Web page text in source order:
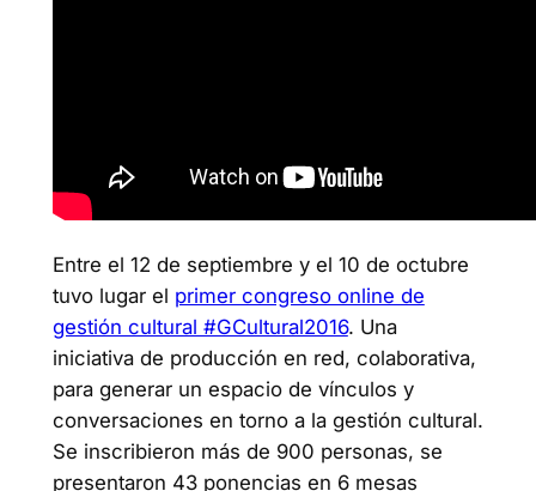
Entre el 12 de septiembre y el 10 de octubre
tuvo lugar el primer congreso online de
gestión cultural #GCultural2016. Una
iniciativa de producción en red, colaborativa,
para generar un espacio de vínculos y
conversaciones en torno a la gestión cultural.
Se inscribieron más de 900 personas, se
presentaron 43 ponencias en 6 mesas